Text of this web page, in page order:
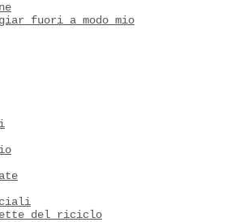
fuori a modo mio
del riciclo